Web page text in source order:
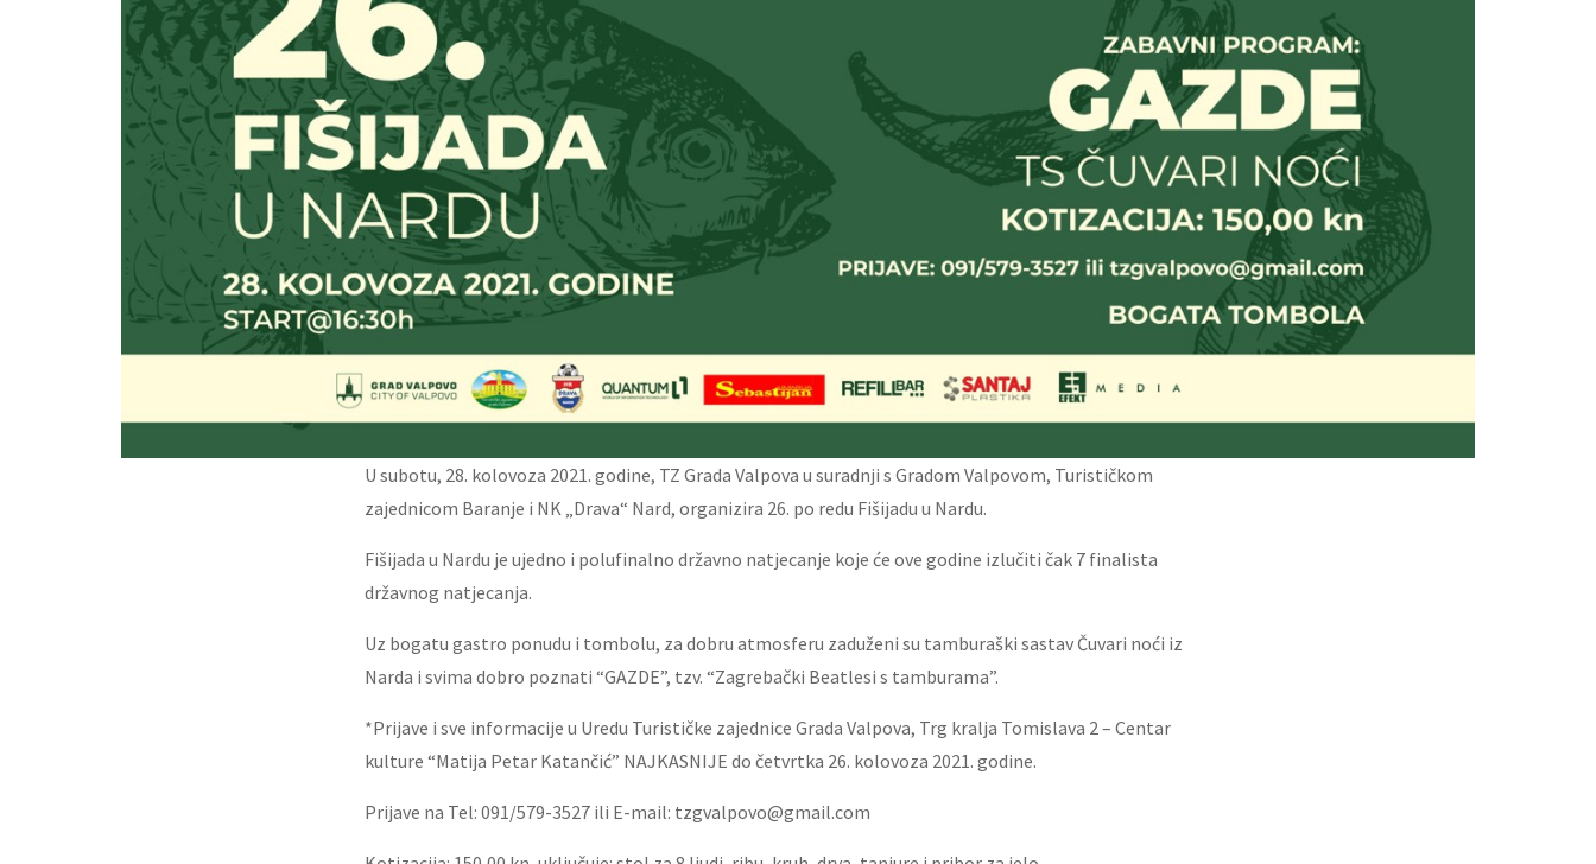
U subotu, 28. kolovoza 2021. godine, TZ Grada Valpova u suradnji s Gradom Valpovom, Turističkom
zajednicom Baranje i NK „Drava“ Nard, organizira 26. po redu Fišijadu u Nardu.
Fišijada u Nardu je ujedno i polufinalno državno natjecanje koje će ove godine izlučiti čak 7 finalista
državnog natjecanja.
Uz bogatu gastro ponudu i tombolu, za dobru atmosferu zaduženi su tamburaški sastav Čuvari noći iz
Narda i svima dobro poznati “GAZDE”, tzv. “Zagrebački Beatlesi s tamburama”.
*Prijave i sve informacije u Uredu Turističke zajednice Grada Valpova, Trg kralja Tomislava 2 – Centar
kulture “Matija Petar Katančić” NAJKASNIJE do četvrtka 26. kolovoza 2021. godine.
Prijave na Tel: 091/579-3527 ili E-mail: tzgvalpovo@gmail.com